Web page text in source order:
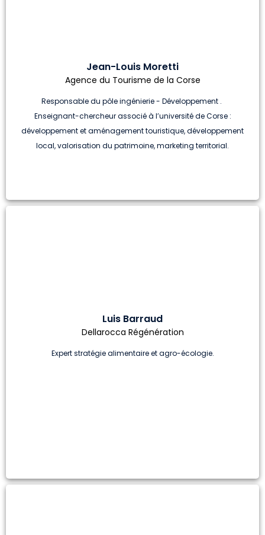
Jean-Louis Moretti
Agence du Tourisme de la Corse
Responsable du pôle ingénierie - Développement .
Enseignant-chercheur associé à l’université de Corse :
développement et aménagement touristique, développement
local, valorisation du patrimoine, marketing territorial.
Luis Barraud
Dellarocca Régénération
Expert stratégie alimentaire et agro-écologie.